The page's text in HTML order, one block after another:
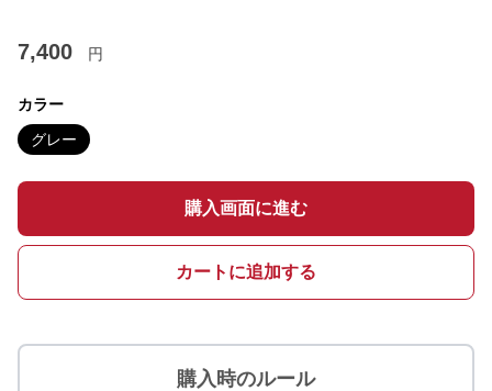
7,400 円
カラー
グレー
購入画面に進む
カートに追加する
購入時のルール